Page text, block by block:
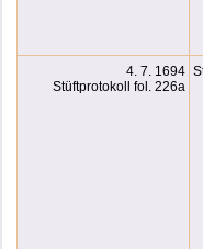
4. 7. 1694
Stüftprotokoll fol. 226a